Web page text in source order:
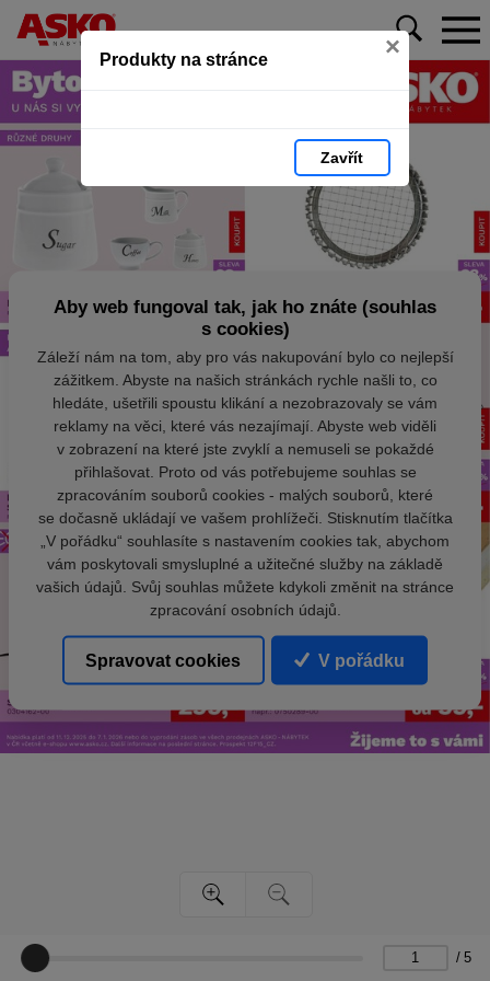
Produkty na stránce ×
Zavřít
/ 5
Aby web fungoval tak, jak ho znáte (souhlas
s cookies)
Záleží nám na tom, aby pro vás nakupování bylo co nejlepší
zážitkem. Abyste na našich stránkách rychle našli to, co
hledáte, ušetřili spoustu klikání a nezobrazovaly se vám
reklamy na věci, které vás nezajímají. Abyste web viděli
v zobrazení na které jste zvyklí a nemuseli se pokaždé
přihlašovat. Proto od vás potřebujeme souhlas se
zpracováním souborů cookies - malých souborů, které
se dočasně ukládají ve vašem prohlížeči. Stisknutím tlačítka
„V pořádku“ souhlasíte s nastavením cookies tak, abychom
vám poskytovali smysluplné a užitečné služby na základě
vašich údajů. Svůj souhlas můžete kdykoli změnit na stránce
zpracování osobních údajů.
Spravovat cookies V pořádku